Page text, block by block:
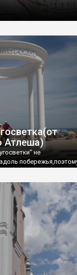
Атлеша)
не